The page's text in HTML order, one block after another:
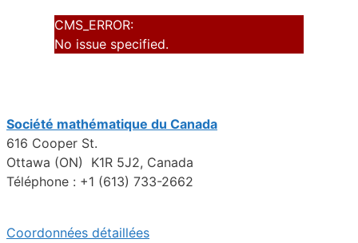
CMS_ERROR:
No issue specified.
Société mathématique du Canada
616 Cooper St.
Ottawa (ON) K1R 5J2, Canada
Téléphone : +1 (613) 733-2662
Coordonnées détaillées